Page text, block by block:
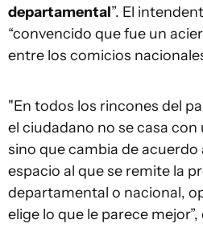
departamental”. El
“convencido que fue un
entre los comicios
"En todos los rincones del
el ciudadano no se casa
sino que cambia de acuerdo
espacio al que se remite la
departamental o nacional,
elige lo que le parece mejor”,